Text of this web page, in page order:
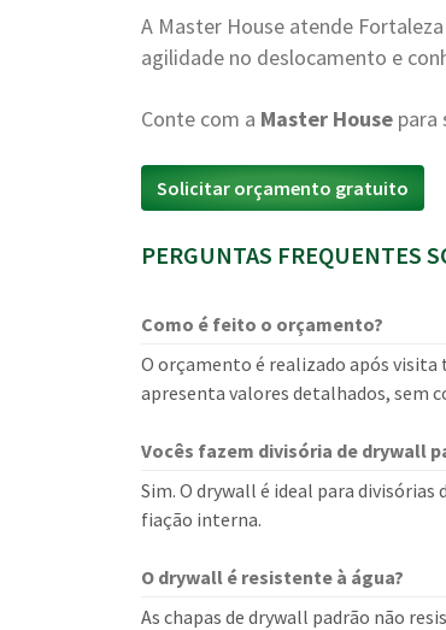
A Master House atende
agilidade no deslocamento e
Conte com a Master House para
Solicitar orçamento gratuito
PERGUNTAS FREQUENTES
Como é feito o orçamento?
O orçamento é realizado após visita
apresenta valores detalhados, sem
Vocês fazem divisória de drywall
Sim. O drywall é ideal para
fiação interna.
O drywall é resistente à água?
As chapas de drywall padrão não